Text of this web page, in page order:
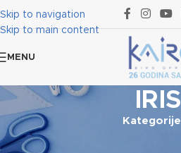
Skip to navigation
Skip to main content
MENU
IRIS
Kategorije
Početna Proizvod označen „IRIS“